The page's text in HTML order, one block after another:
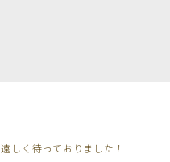
しく待っておりました！